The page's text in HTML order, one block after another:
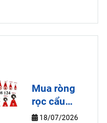
Mua ròng
rọc cẩu
hàng ở đâu?
18/07/2026